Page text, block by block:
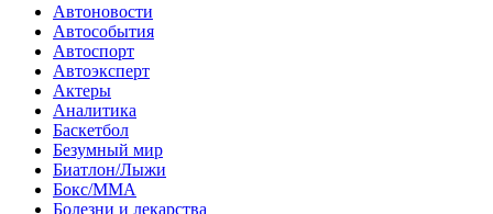
Автоновости
Автособытия
Автоспорт
Автоэксперт
Актеры
Аналитика
Баскетбол
Безумный мир
Биатлон/Лыжи
Бокс/MMA
Болезни и лекарства